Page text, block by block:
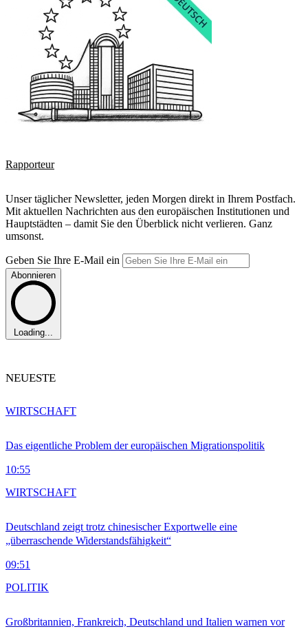
Rapporteur
Unser täglicher Newsletter, jeden Morgen direkt in Ihrem Postfach.
Mit aktuellen Nachrichten aus den europäischen Institutionen und
Hauptstädten – damit Sie den Überblick nicht verlieren. Ganz
umsonst.
Geben Sie Ihre E-Mail ein
Abonnieren
Loading...
NEUESTE
Das eigentliche Problem der europäischen Migrationspolitik
10:55
WIRTSCHAFT
Deutschland zeigt trotz chinesischer Exportwelle eine
„überraschende Widerstandsfähigkeit“
09:51
WIRTSCHAFT
Großbritannien, Frankreich, Deutschland und Italien warnen vor
POLITIK